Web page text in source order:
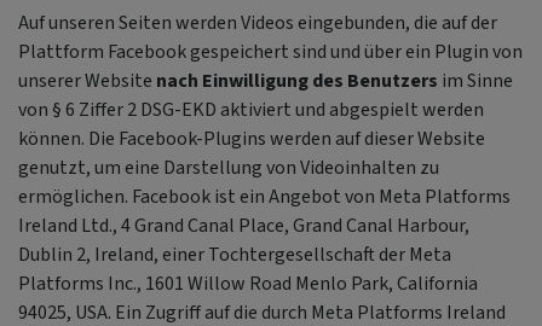
Auf unseren Seiten werden Videos eingebunden, die auf der
Plattform Facebook gespeichert sind und über ein Plugin von
unserer Website nach Einwilligung des Benutzers im Sinne
von § 6 Ziffer 2 DSG-EKD aktiviert und abgespielt werden
können. Die Facebook-Plugins werden auf dieser Website
genutzt, um eine Darstellung von Videoinhalten zu
ermöglichen. Facebook ist ein Angebot von Meta Platforms
Ireland Ltd., 4 Grand Canal Place, Grand Canal Harbour,
Dublin 2, Ireland, einer Tochtergesellschaft der Meta
Platforms Inc., 1601 Willow Road Menlo Park, California
94025, USA. Ein Zugriff auf die durch Meta Platforms Ireland